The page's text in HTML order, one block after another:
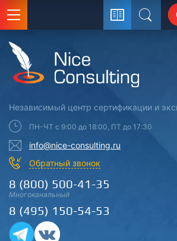
Поиск
Независимый центр сертификации и
ПН-ЧТ с 9:00 до 18:00, ПТ до 17:30
info@nice-consulting.ru
Обратный звонок
8 (800) 500-41-35
Многоканальный
8 (495) 150-54-53